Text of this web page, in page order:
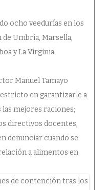
ocho veedurías en los
Umbría, Marsella,
y La Virginia.
Manuel Tamayo
en garantizarle a
mejores raciones;
directivos docentes,
denunciar cuando se
a alimentos en